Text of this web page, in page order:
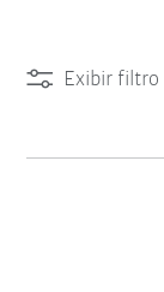
Exibir filtro